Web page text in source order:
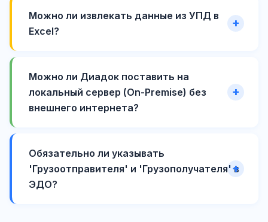
Можно ли извлекать данные из УПД в
Excel?
Можно ли Диадок поставить на
локальный сервер (On-Premise) без
внешнего интернета?
Обязательно ли указывать
'Грузоотправителя' и 'Грузополучателя' в
ЭДО?